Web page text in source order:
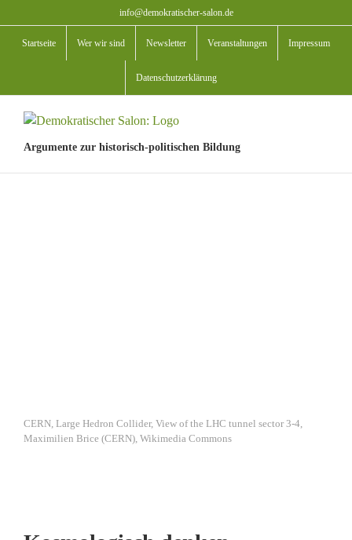
Inhalt
springen
info@demokratischer-salon.de
Startseite Wer wir sind Newsletter Veranstaltungen Impressum
Datenschutzerklärung
Argumente zur historisch-politischen Bildung
CERN, Large Hedron Collider, View of the LHC tunnel sector 3-4,
Maximilien Brice (CERN), Wikimedia Commons